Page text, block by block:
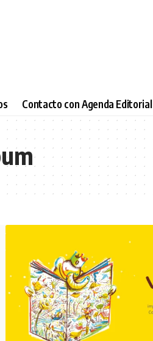
Contacto con Agenda Editorial